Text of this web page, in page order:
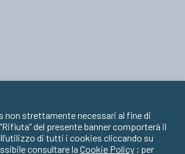
strettamente necessari al fine di
del presente banner comporterà il
di tutti i cookies cliccando su
consultare la Cookie Policy; per